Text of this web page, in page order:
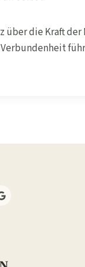
über die Kraft